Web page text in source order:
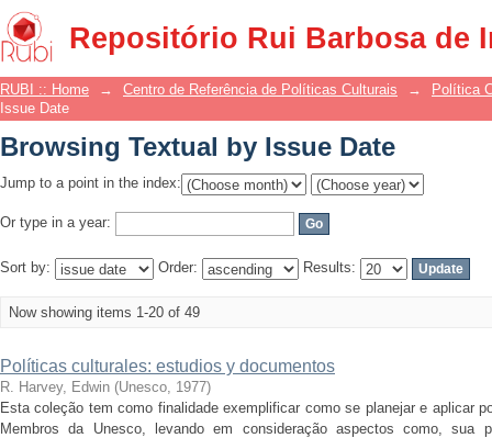
Repositório Rui Barbosa de
Browsing Textual by Issue Date
RUBI :: Home → Centro de Referência de Políticas Culturais →
Política
Issue Date
Browsing Textual by Issue Date
Jump to a point in the index:
Or type in a year:
Sort by: Order: Results:
Now showing items 1-20 of 49
Políticas culturales: estudios y documentos
R. Harvey, Edwin (Unesco, 1977)
Esta coleção tem como finalidade exemplificar como se planejar e aplicar
Membros da Unesco, levando em consideração aspectos como, sua